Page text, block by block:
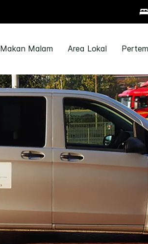
Makan Malam Area Lokal